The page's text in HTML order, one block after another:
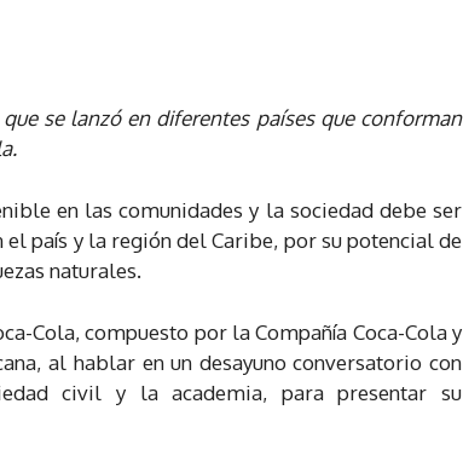
se lanzó en diferentes países que conforman
en las comunidades y la sociedad debe ser
país y la región del Caribe, por su potencial de
naturales.
Cola, compuesto por la Compañía Coca-Cola y
al hablar en un desayuno conversatorio con
civil y la academia, para presentar su